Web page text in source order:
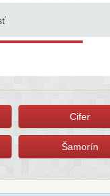
Cifer
Šamorín